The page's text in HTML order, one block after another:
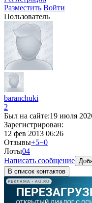
Разместить Войти
Пользователь
baranchuki
2
Был на сайте:19 июля
Зарегистрирован:
12 фев 2013 06:26
Отзывы+5−0
Лоты04
Написать сообщение
В список контактов
РЕКЛАМА • AU.RU